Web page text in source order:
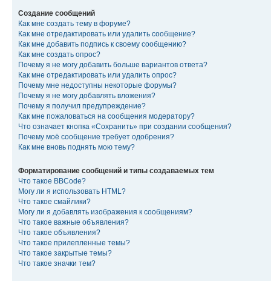
Создание сообщений
Как мне создать тему в форуме?
Как мне отредактировать или удалить сообщение?
Как мне добавить подпись к своему сообщению?
Как мне создать опрос?
Почему я не могу добавить больше вариантов ответа?
Как мне отредактировать или удалить опрос?
Почему мне недоступны некоторые форумы?
Почему я не могу добавлять вложения?
Почему я получил предупреждение?
Как мне пожаловаться на сообщения модератору?
Что означает кнопка «Сохранить» при создании сообщения?
Почему моё сообщение требует одобрения?
Как мне вновь поднять мою тему?
Форматирование сообщений и типы создаваемых тем
Что такое BBCode?
Могу ли я использовать HTML?
Что такое смайлики?
Могу ли я добавлять изображения к сообщениям?
Что такое важные объявления?
Что такое объявления?
Что такое прилепленные темы?
Что такое закрытые темы?
Что такое значки тем?